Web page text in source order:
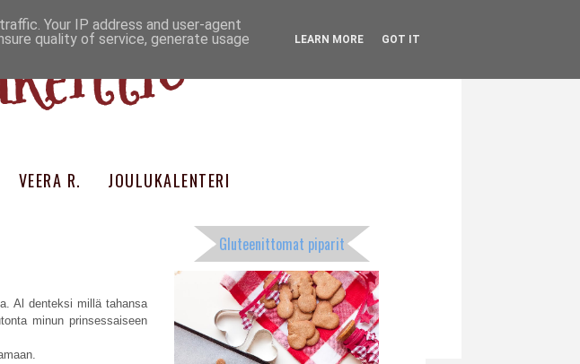
VEERA R. JOULUKALENTERI
Al denteksi millä tahansa
minun prinsessaiseen
Gluteenittomat piparit
Your IP address and user-agent
quality of service, generate usage
LEARN MORE GOT IT